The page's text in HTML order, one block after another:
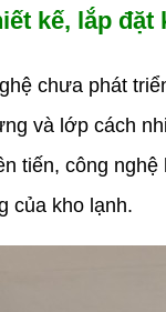
kế, lắp đặt
chưa phát
và lớp cách
tiến, công
của kho lạnh.